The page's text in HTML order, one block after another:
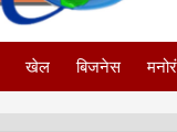
खेल बिजनेस